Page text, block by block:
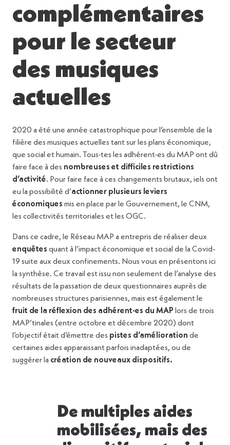
complémentaires
pour le secteur
des musiques
actuelles
2020 a été une année catastrophique pour l’ensemble de la
filière des musiques actuelles tant sur les plans économique,
que social et humain. Tous·tes les adhérent·es du MAP ont dû
faire face à des nombreuses et difficiles restrictions
d’activité. Pour faire face à ces changements brutaux, iels ont
eu la possibilité d’actionner plusieurs leviers
économiques mis en place par le Gouvernement, le CNM,
les collectivités territoriales et les OGC.
Dans ce cadre, le Réseau MAP a entrepris de réaliser deux
enquêtes quant à l’impact économique et social de la Covid-
19 suite aux deux confinements. Nous vous en présentons ici
la synthèse. Ce travail est issu non seulement de l’analyse des
résultats de la passation de deux questionnaires auprès de
nombreuses structures parisiennes, mais est également le
fruit de la réflexion des adhérent·es du MAP lors de trois
MAP’tinales (entre octobre et décembre 2020) dont
l’objectif était d’émettre des pistes d’amélioration de
certaines aides apparaissant parfois inadaptées, ou de
suggérer la création de nouveaux dispositifs.
De multiples aides
mobilisées, mais des